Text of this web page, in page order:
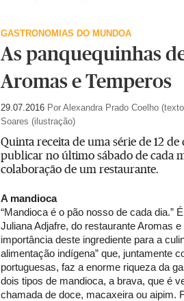
GASTRONOMIAS DO MUNDOA
As panquequinhas
Aromas e Temperos
29.07.2016 Por Alexandra Prado Coelho
Soares (ilustração)
Quinta receita de uma série de 12
publicar no último sábado de cada
colaboração de um restaurante.
A mandioca
“Mandioca é o pão nosso de cada dia.”
Juliana Adjafre, do restaurante Aromas
importância deste ingrediente para a
alimentação indígena” que, juntamente
portuguesas, faz a enorme riqueza da
dois tipos de mandioca, a brava, que é
chamada de doce, macaxeira ou aipim.